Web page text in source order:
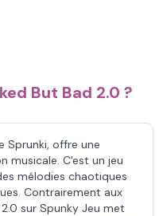
But Bad 2.0 ?
Sprunki, offre une
musicale. C'est un jeu
mélodies chaotiques
Contrairement aux
sur Spunky Jeu met